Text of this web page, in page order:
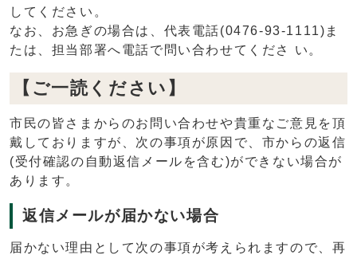
してください。
なお、お急ぎの場合は、代表電話(0476-93-1111)ま
たは、担当部署へ電話で問い合わせてくださ い。
【ご一読ください】
市民の皆さまからのお問い合わせや貴重なご意見を頂
戴しておりますが、次の事項が原因で、市からの返信
(受付確認の自動返信メールを含む)ができない場合が
あります。
返信メールが届かない場合
届かない理由として次の事項が考えられますので、再